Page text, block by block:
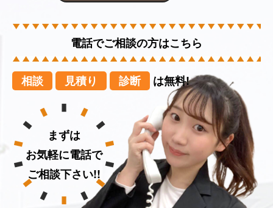
電話でご相談の方はこちら
相談 見積り 診断 は無料!
まずは
お気軽に電話で
ご相談下さい!!